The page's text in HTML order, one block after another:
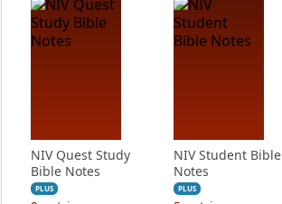
NIV Quest Study
Bible Notes
PLUS
NIV Student Bible
Notes
PLUS